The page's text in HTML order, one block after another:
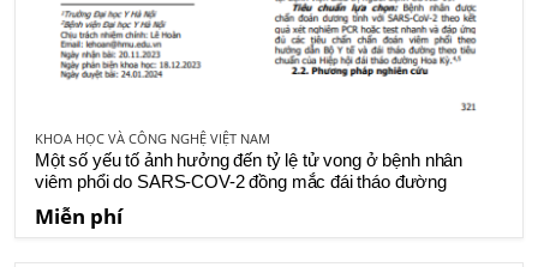
KHOA HỌC VÀ CÔNG NGHỆ VIỆT NAM
Một số yếu tố ảnh hưởng đến tỷ lệ tử vong ở bệnh nhân
viêm phổi do SARS-COV-2 đồng mắc đái tháo đường
Miễn phí